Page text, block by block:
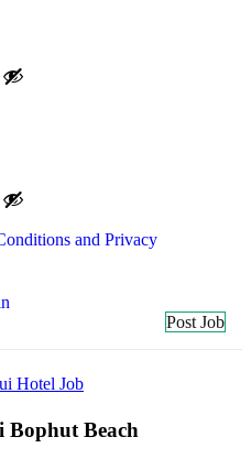
and Privacy
Post Job
Hotel Job
Bophut Beach